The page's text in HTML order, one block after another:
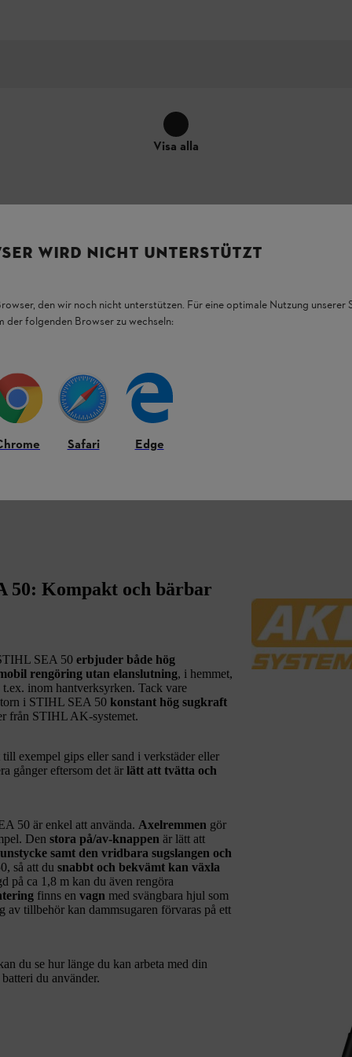
Visa alla
specifika anslutning till produkten kan skilja sig från bilderna –
50: Kompakt och bärbar
SEA 50 erbjuder både hög
rengöring utan elanslutning, i hemmet,
inom hantverksyrken. Tack vare
i STIHL SEA 50 konstant hög sugkraft
från STIHL AK-systemet.
exempel gips eller sand i verkstäder eller
gånger eftersom det är lätt att tvätta och
50 är enkel att använda. Axelremmen gör
Den stora på/av-knappen är lätt att
samt den vridbara sugslangen och
så att du snabbt och bekvämt kan växla
på ca 1,8 m kan du även rengöra
finns en vagn med svängbara hjul som
tillbehör kan dammsugaren förvaras på ett
du se hur länge du kan arbeta med din
du använder.
WIRD NICHT UNTERSTÜTZT
den wir noch nicht unterstützen. Für eine optimale Nutzung unserer
der folgenden Browser zu wechseln:
Safari Edge